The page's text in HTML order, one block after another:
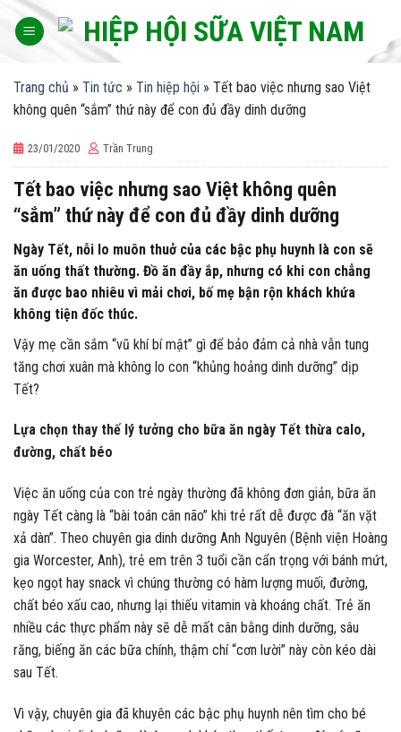
Trang chủ » Tin tức » Tin hiệp hội » Tết bao việc nhưng sao Việt
không quên “sắm” thứ này để con đủ đầy dinh dưỡng
23/01/2020 Trần Trung
Tết bao việc nhưng sao Việt không quên
“sắm” thứ này để con đủ đầy dinh dưỡng
Ngày Tết, nỗi lo muôn thuở của các bậc phụ huynh là con sẽ
ăn uống thất thường. Đồ ăn đầy ắp, nhưng có khi con chẳng
ăn được bao nhiêu vì mải chơi, bố mẹ bận rộn khách khứa
không tiện đốc thúc.
Vậy mẹ cần sắm “vũ khí bí mật” gì để bảo đảm cả nhà vẫn tung
tăng chơi xuân mà không lo con “khủng hoảng dinh dưỡng” dịp
Tết?
Lựa chọn thay thế lý tưởng cho bữa ăn ngày Tết thừa calo,
đường, chất béo
Việc ăn uống của con trẻ ngày thường đã không đơn giản, bữa ăn
ngày Tết càng là “bài toán cân não” khi trẻ rất dễ được đà “ăn vặt
xả dàn”. Theo chuyên gia dinh dưỡng Anh Nguyên (Bệnh viện Hoàng
gia Worcester, Anh), trẻ em trên 3 tuổi cần cẩn trọng với bánh mứt,
kẹo ngọt hay snack vì chúng thường có hàm lượng muối, đường,
chất béo xấu cao, nhưng lại thiếu vitamin và khoáng chất. Trẻ ăn
nhiều các thực phẩm này sẽ dễ mất cân bằng dinh dưỡng, sâu
răng, biếng ăn các bữa chính, thậm chí “cơn lười” này còn kéo dài
sau Tết.
Vì vậy, chuyên gia đã khuyên các bậc phụ huynh nên tìm cho bé